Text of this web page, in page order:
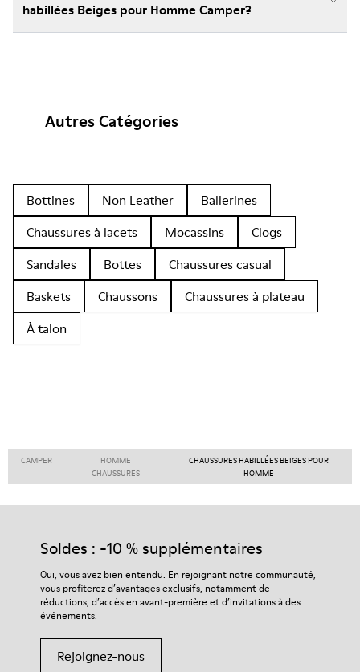
habillées Beiges pour Homme Camper?
Autres Catégories
Bottines Non Leather
Ballerines
Chaussures à lacets
Mocassins
Clogs
Sandales
Bottes
Chaussures casual
Baskets
Chaussons
Chaussures à plateau
À talon
CAMPER
HOMME
CHAUSSURES
CHAUSSURES HABILLÉES BEIGES POUR
HOMME
Soldes : -10 % supplémentaires
Oui, vous avez bien entendu. En rejoignant notre communauté,
vous profiterez d’avantages exclusifs, notamment de
réductions, d’accès en avant-première et d’invitations à des
événements.
Rejoignez-nous